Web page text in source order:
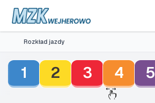
Rozkład jazdy
1 2 3 4 5